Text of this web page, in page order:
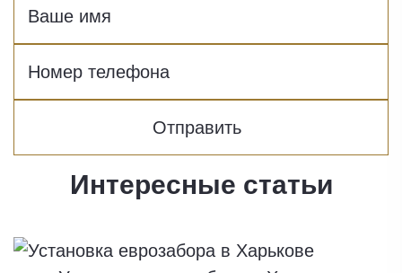
Интересные статьи